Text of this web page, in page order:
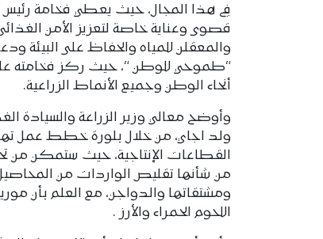
في هذا المجال، حيث يعطي فخامة رئيس
قصوى وعناية خاصة لتعزيز الأمن
والمعقلن للمياه والحفاظ على البيئة
“طموحي للوطن “، حيث ركز فخامته
أنحاء الوطن وجميع الأنماط الزراعية.
وأوضح معالي وزير الزراعة والسيادة
ولد اجاي، من خلال بلورة خطط عمل
القطاعات الإنتاجية، حيث ستمكن من
من شأنها تقليص الواردات من المحاصيل
ومشتقاتها والدواجن، مع العلم بأن
اللحوم الحمراء والأرز .